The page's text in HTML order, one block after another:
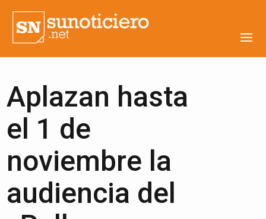
Aplazan hasta
el 1 de
noviembre la
audiencia del